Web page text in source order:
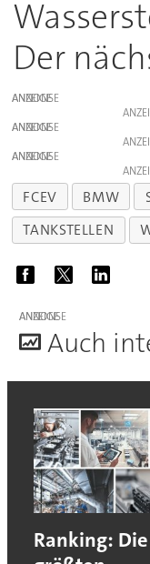
Der
ANZEIGE
ANZEIGE
ANZEIGE
FCEV BMW
TANKSTELLEN
ANZEIGE
Auch
Ranking: